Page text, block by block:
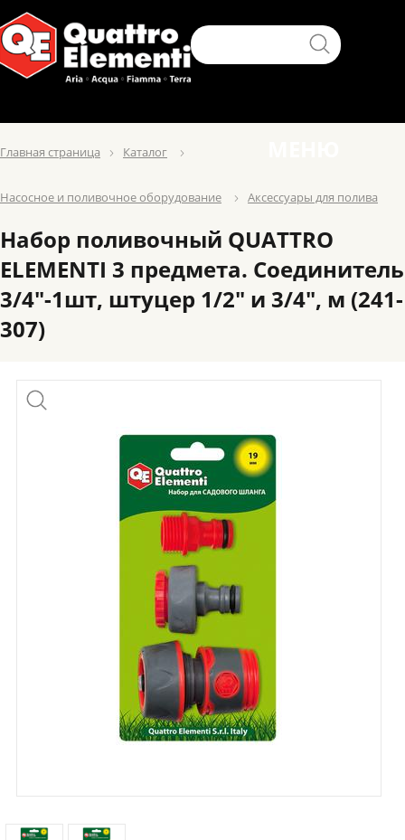
Главная страница Каталог
Насосное и поливочное оборудование Аксессуары для полива
Набор поливочный QUATTRO
ELEMENTI 3 предмета. Соединитель
3/4"-1шт, штуцер 1/2" и 3/4", м (241-
307)